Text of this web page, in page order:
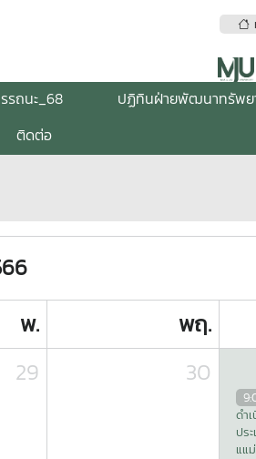
รถนะ_68 ปฏิทินฝ่ายพัฒนาทรัพย
ติดต่อ
พ. พฤ.
29 30
ดำ
ปร
แแ